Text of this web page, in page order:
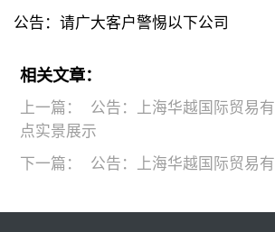
公告：请广大客户警惕以下公司
相关文章：
上一篇：
公告：上海华越国际贸易
点实景展示
下一篇：
公告：上海华越国际贸易